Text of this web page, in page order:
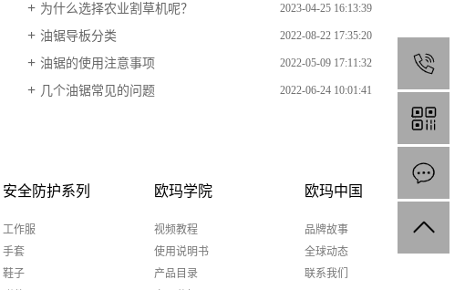
为什么选择农业割草机呢？ 2023-04-25 16:13:39
油锯导板分类 2022-08-22 17:35:20
油锯的使用注意事项 2022-05-09 17:11:32
几个油锯常见的问题 2022-06-24 10:01:41
安全防护系列
工作服
手套
鞋子
欧玛学院
视频教程
使用说明书
产品目录
欧玛中国
品牌故事
全球动态
联系我们